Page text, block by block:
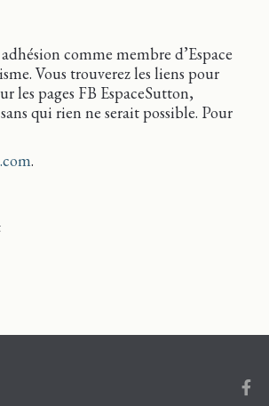
comme membre d’Espace
Vous trouverez les liens pour
les pages FB EspaceSutton,
qui rien ne serait possible. Pour
.